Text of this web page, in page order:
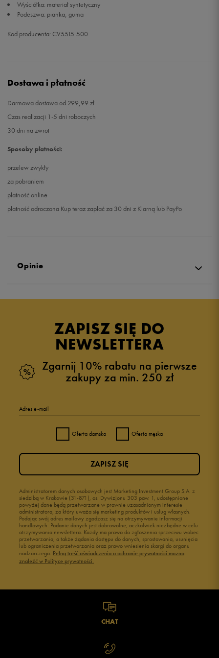
Wyściółka: materiał syntetyczny
Podeszwa: pianka, guma
Kod producenta: CV5515-500
Dostawa i płatność
Darmowa dostawa od 299,99 zł
Czas realizacji 1-5 dni roboczych
30 dni na zwrot
Sposoby płatności:
przelew zwykły
za pobraniem
płatność online
płatność odroczona Kup teraz zapłać za 30 dni z Klarną lub PayPo
Opinie
5.0
zebranych i zweryfikowanych przez
4 0%
1 0%
Jak zbieramy opinie?
ZAPISZ SIĘ DO
NEWSLETTERA
Zgarnij 10% rabatu na pierwsze
zakupy za min. 250 zł
Adres e-mail
Oferta damska Oferta męska
Administratorem danych osobowych jest Marketing Investment Group S.A. z
siedzibą w Krakowie (31-871), os. Dywizjonu 303 paw. 1, udostępnione
powyżej dane będą przetwarzane w prawnie uzasadnionym interesie
administratora, za który uważa się marketing produktów i usług własnych.
Podając swój adres mailowy zgadzasz się na otrzymywanie informacji
handlowych. Podanie danych jest dobrowolne, aczkolwiek niezbędne w celu
otrzymywania newslettera. Każdy ma prawo do zgłoszenia sprzeciwu wobec
przetwarzania, a także żądania dostępu do danych, sprostowania, usunięcia
lub ograniczenia przetwarzania oraz prawo wniesienia skargi do organu
nadzorczego. Pełną treść oświadczenia o ochronie prywatności można
znaleźć w Polityce prywatności.
ZAPISZ SIĘ
CHAT